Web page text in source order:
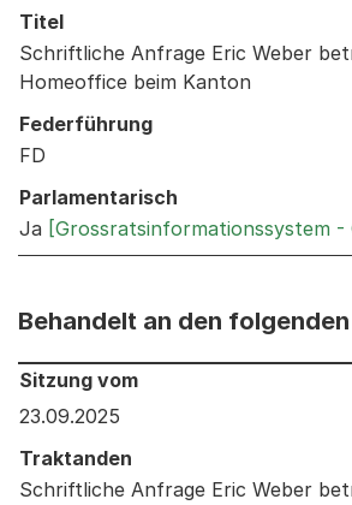
Titel
Schriftliche Anfrage Eric Weber
Homeoffice beim Kanton
Federführung
FD
Parlamentarisch
Ja [Grossratsinformationssystem -
Behandelt an den
Behandelt an den folgenden
Sitzung vom
23.09.2025
Traktanden
Schriftliche Anfrage Eric Weber